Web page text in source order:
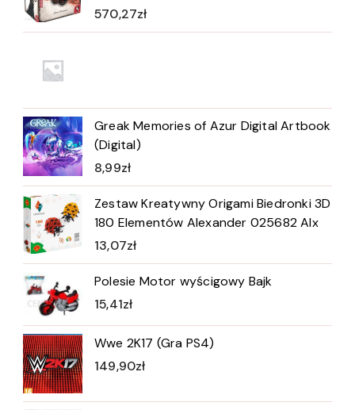
570,27zł
Greak Memories of Azur Digital Artbook
(Digital)
8,99zł
Zestaw Kreatywny Origami Biedronki 3D
180 Elementów Alexander 025682 Alx
13,07zł
Polesie Motor wyścigowy Bajk
15,41zł
Wwe 2K17 (Gra PS4)
149,90zł